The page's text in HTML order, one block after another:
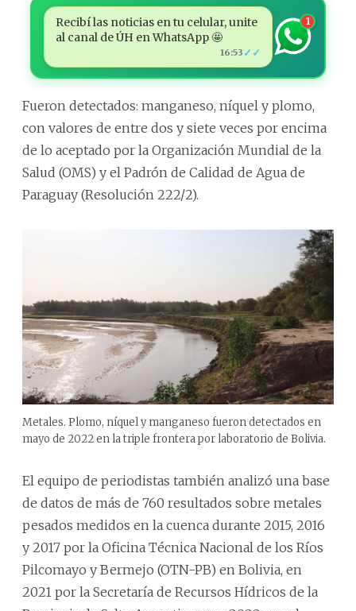
Recibí las noticias en tu celular, unite
al canal de ÚH en WhatsApp 🤩
16:53 ✓✓
1
Fueron detectados: manganeso, níquel y plomo,
con valores de entre dos y siete veces por encima
de lo aceptado por la Organización Mundial de la
Salud (OMS) y el Padrón de Calidad de Agua de
Paraguay (Resolución 222/2).
Metales. Plomo, níquel y manganeso fueron detectados en
mayo de 2022 en la triple frontera por laboratorio de Bolivia.
El equipo de periodistas también analizó una base
de datos de más de 760 resultados sobre metales
pesados medidos en la cuenca durante 2015, 2016
y 2017 por la Oficina Técnica Nacional de los Ríos
Pilcomayo y Bermejo (OTN-PB) en Bolivia, en
2021 por la Secretaría de Recursos Hídricos de la